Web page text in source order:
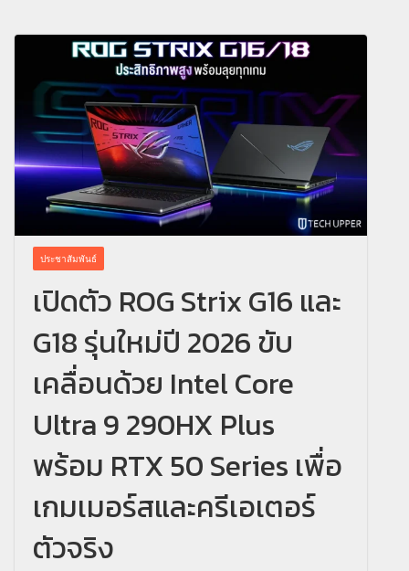
ประชาสัมพันธ์
เปิดตัว ROG Strix G16 และ
G18 รุ่นใหม่ปี 2026 ขับ
เคลื่อนด้วย Intel Core
Ultra 9 290HX Plus
พร้อม RTX 50 Series เพื่อ
เกมเมอร์สและครีเอเตอร์
ตัวจริง